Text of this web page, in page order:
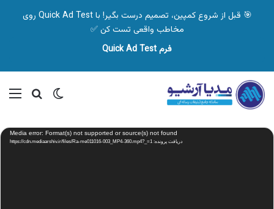
🎯 قبل از شروع کمپین، تصمیم درست بگیر! با Quick Ad Test روی
مخاطب واقعی تست کن ✅
فرم Quick Ad Test
تغییر پوسته
نمایشگر
ویدیو Media error: Format(s) not supported or source(s) not found
دریافت پرونده: https://cdn.mediaarshiv.ir/files/Ra-me011016-003_MP4-360.mp4?_=1